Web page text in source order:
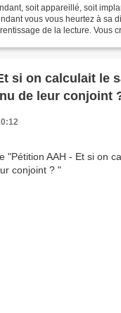
soit appareillé, soit
vous vous heurtez à sa
de la lecture. Vous
si on calculait le
de leur conjoint